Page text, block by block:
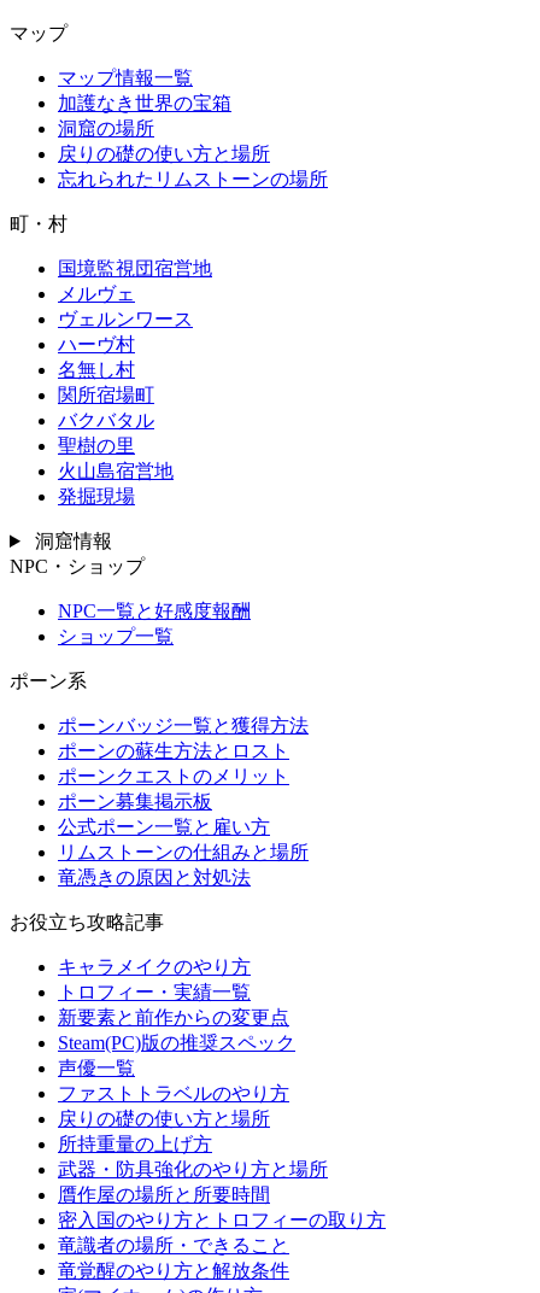
マップ
マップ情報一覧
加護なき世界の宝箱
洞窟の場所
戻りの礎の使い方と場所
忘れられたリムストーンの場所
町・村
国境監視団宿営地
メルヴェ
ヴェルンワース
ハーヴ村
名無し村
関所宿場町
バクバタル
聖樹の里
火山島宿営地
発掘現場
洞窟情報
NPC・ショップ
NPC一覧と好感度報酬
ショップ一覧
ポーン系
ポーンバッジ一覧と獲得方法
ポーンの蘇生方法とロスト
ポーンクエストのメリット
ポーン募集掲示板
公式ポーン一覧と雇い方
リムストーンの仕組みと場所
竜憑きの原因と対処法
お役立ち攻略記事
キャラメイクのやり方
トロフィー・実績一覧
新要素と前作からの変更点
Steam(PC)版の推奨スペック
声優一覧
ファストトラベルのやり方
戻りの礎の使い方と場所
所持重量の上げ方
武器・防具強化のやり方と場所
贋作屋の場所と所要時間
密入国のやり方とトロフィーの取り方
竜識者の場所・できること
竜覚醒のやり方と解放条件